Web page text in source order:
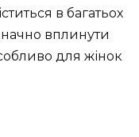
в багатьох
вплинути
для жінок